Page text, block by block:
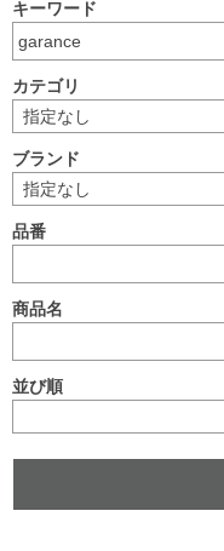
キーワード
カテゴリ
ブランド
品番
商品名
並び順